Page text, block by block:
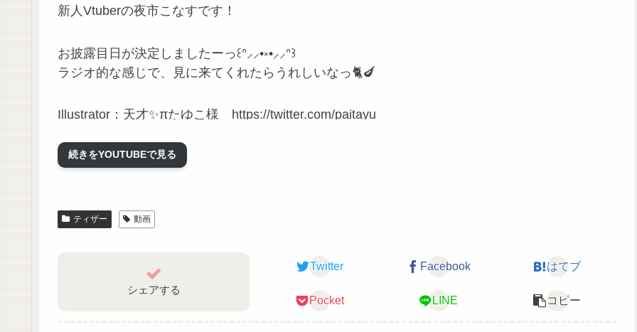
新人Vtuberの夜市こなすです！
お披露目日が決定しましたーっ꒰ᐢ⸝⸝•༝•⸝⸝ᐢ꒱
ラジオ的な感じで、見に来てくれたらうれしいなっ🐈🍆
Illustrator：天才✨πたゆこ様 https://twitter.com/paitayu
🐈あいさつ🍆
Tweets by yoruichikonasu_
続きをYOUTUBEで見る
ティザー 動画
シェアする
Twitter Facebook はてブ
Pocket LINE コピー